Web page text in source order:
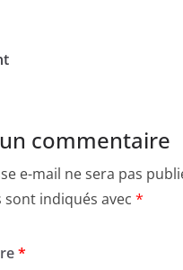
commentaire
e-mail ne sera pas
indiqués avec *
*